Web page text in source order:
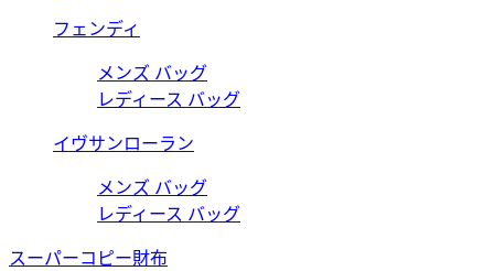
フェンディ
メンズ バッグ
レディース バッグ
イヴサンローラン
メンズ バッグ
レディース バッグ
スーパーコピー財布